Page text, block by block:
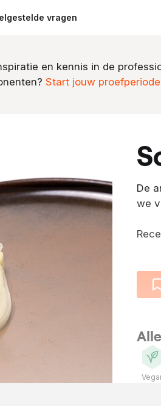
vragen
en kennis in de
Start jouw proefperiode
De
we